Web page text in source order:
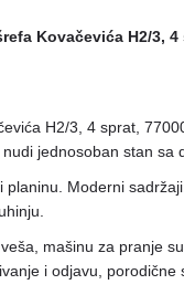
Kovačevića H2/3,
H2/3, 4 sprat,
jednosoban stan sa
Moderni
mašinu za pranje
i odjavu, porodične